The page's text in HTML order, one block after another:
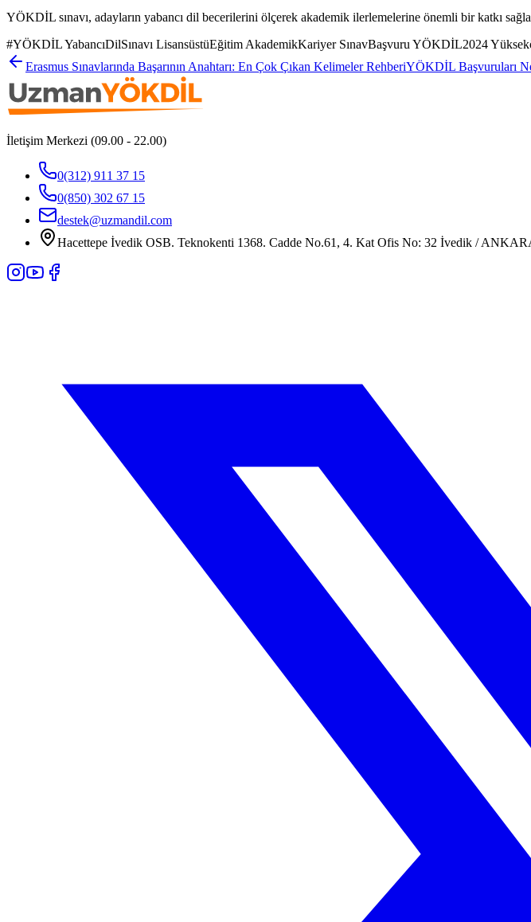
YÖKDİL sınavı, adayların yabancı dil becerilerini ölçerek akademik ilerlemelerine önemli bir katkı
#YÖKDİL YabancıDilSınavı LisansüstüEğitim AkademikKariyer SınavBaşvuru YÖKDİL2024
Erasmus Sınavlarında Başarının Anahtarı: En Çok Çıkan Kelimeler RehberiYÖKDİL Başvuruları
İletişim Merkezi (09.00 - 22.00)
0(312) 911 37 15
0(850) 302 67 15
destek@uzmandil.com
Hacettepe İvedik OSB. Teknokenti 1368. Cadde No.61, 4. Kat Ofis No: 32 İvedik /